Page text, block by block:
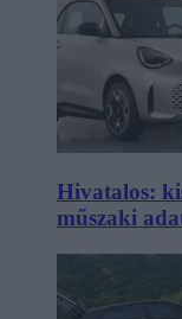
Hivatalos:
műszaki